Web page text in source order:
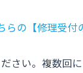
らの【修理受付
さい。複数回に